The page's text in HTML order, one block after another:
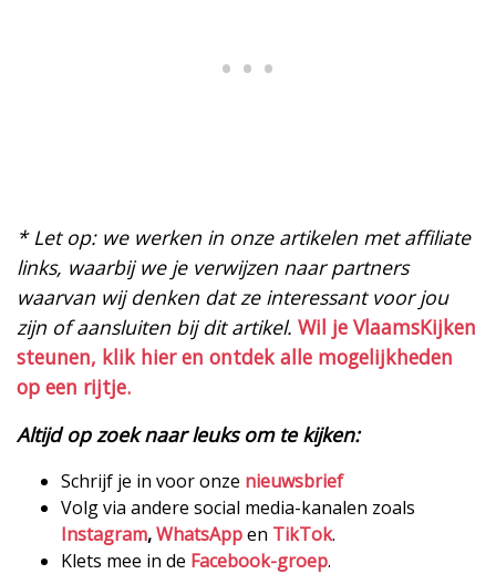
* Let op: we werken in onze artikelen met affiliate
links, waarbij we je verwijzen naar partners
waarvan wij denken dat ze interessant voor jou
zijn of aansluiten bij dit artikel. Wil je VlaamsKijken
steunen, klik hier en ontdek alle mogelijkheden
op een rijtje.
Altijd op zoek naar leuks om te kijken:
Schrijf je in voor onze nieuwsbrief
Volg via andere social media-kanalen zoals
Instagram,WhatsAppen TikTok.
Klets mee in de Facebook-groep.